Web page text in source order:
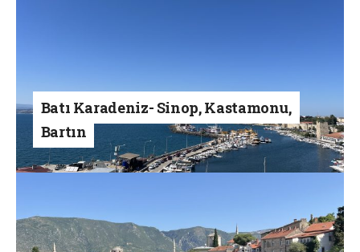
Batı Karadeniz- Sinop, Kastamonu,
Bartın